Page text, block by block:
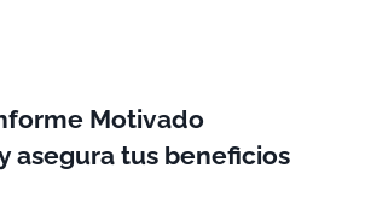
Motivado
asegura tus beneficios